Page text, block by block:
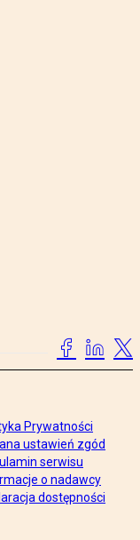
Prywatności
ustawień zgód
serwisu
o nadawcy
dostępności